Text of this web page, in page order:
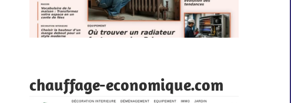
chauffage-economique.com